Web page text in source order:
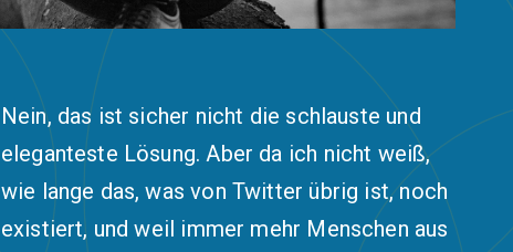
Nein, das ist sicher nicht die schlauste und
eleganteste Lösung. Aber da ich nicht weiß,
wie lange das, was von Twitter übrig ist, noch
existiert, und weil immer mehr Menschen aus